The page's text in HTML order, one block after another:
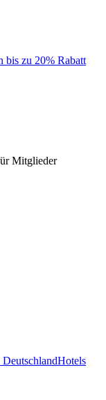
bis zu 20% Rabatt
Mitglieder
Hotels